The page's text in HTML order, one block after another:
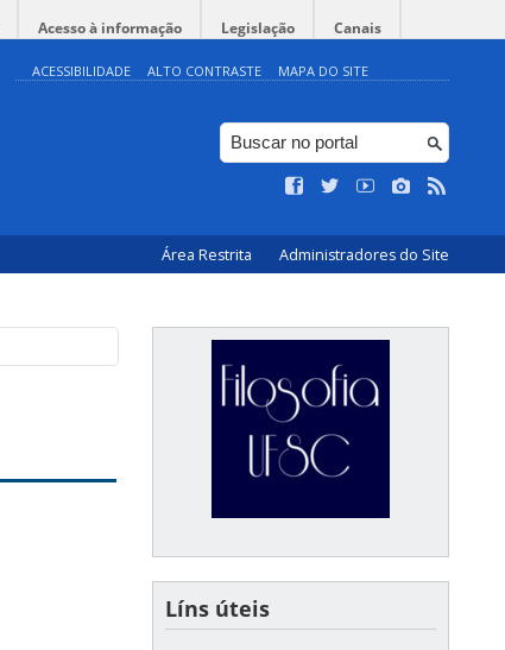
Acesso à informação Legislação Canais
ACESSIBILIDADE ALTO CONTRASTE MAPA DO SITE
Área Restrita Administradores do Site
Líns úteis